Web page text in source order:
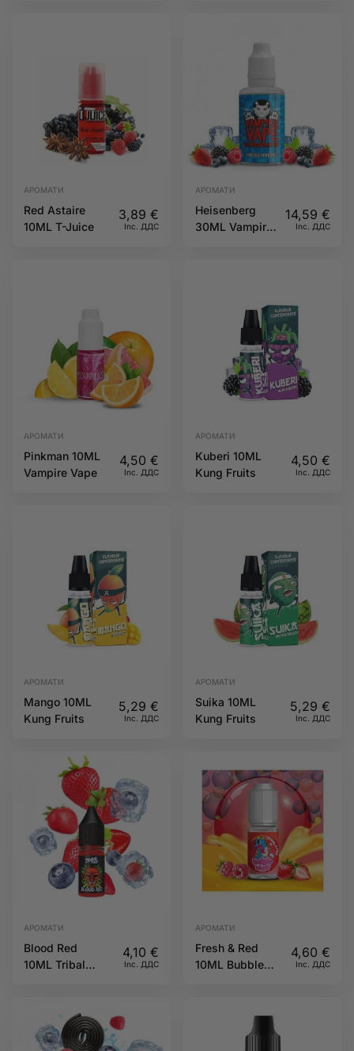
АРОМАТИ
Red Astaire
10ML T-Juice
3,89 €
Inc. ДДС
АРОМАТИ
Heisenberg
30ML Vampire
14,59 €
Inc. ДДС
АРОМАТИ
Pinkman 10ML
Vampire Vape
4,50 €
Inc. ДДС
АРОМАТИ
Kuberi 10ML
Kung Fruits
4,50 €
Inc. ДДС
АРОМАТИ
Mango 10ML
Kung Fruits
5,29 €
Inc. ДДС
АРОМАТИ
Suika 10ML
Kung Fruits
5,29 €
Inc. ДДС
АРОМАТИ
Blood Red
10ML Tribal
4,10 €
Inc. ДДС
АРОМАТИ
Fresh & Red
10ML Bubble
4,60 €
Inc. ДДС